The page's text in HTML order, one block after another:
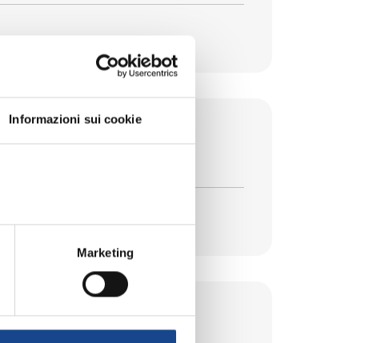
Informazioni sui cookie
Marketing
la legge 74/2025